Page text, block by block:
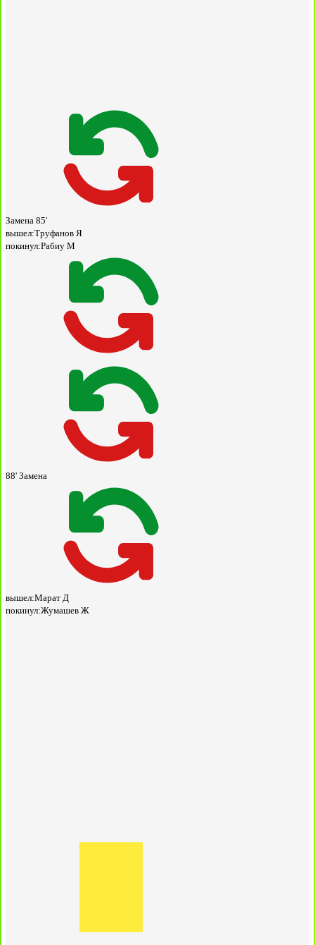
Замена 85'
вышел:Труфанов Я
покинул:Рабиу М
88' Замена
вышел:Марат Д
покинул:Жумашев Ж